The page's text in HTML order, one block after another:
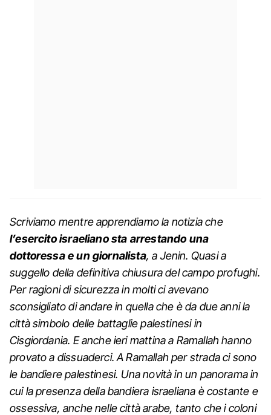
Scriviamo mentre apprendiamo la notizia che
l’esercito israeliano sta arrestando una
dottoressa e un giornalista, a Jenin. Quasi a
suggello della definitiva chiusura del campo profughi.
Per ragioni di sicurezza in molti ci avevano
sconsigliato di andare in quella che è da due anni la
città simbolo delle battaglie palestinesi in
Cisgiordania. E anche ieri mattina a Ramallah hanno
provato a dissuaderci. A Ramallah per strada ci sono
le bandiere palestinesi. Una novità in un panorama in
cui la presenza della bandiera israeliana è costante e
ossessiva, anche nelle città arabe, tanto che i coloni